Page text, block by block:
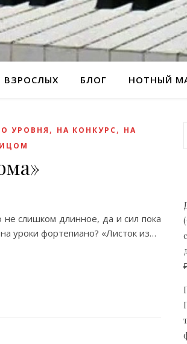
ВЗРОСЛЫХ БЛОГ НОТНЫЙ
УРОВНЯ , НА КОНКУРС , НА
слишком длинное, да и сил пока
уроки фортепиано? «Листок из…